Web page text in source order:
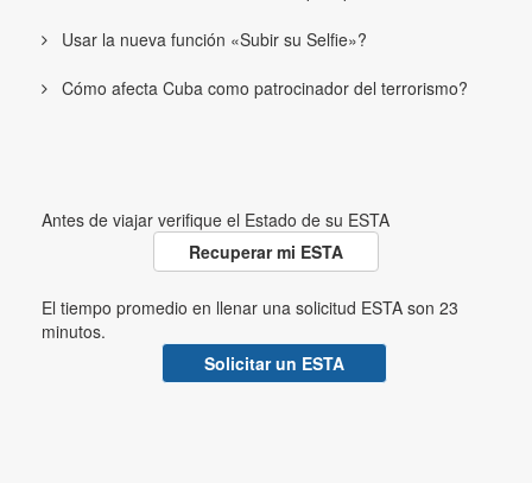
Usar la nueva función «Subir su Selfie»?
Cómo afecta Cuba como patrocinador del terrorismo?
Antes de viajar verifique el Estado de su ESTA
Recuperar mi ESTA
El tiempo promedio en llenar una solicitud ESTA son 23
minutos.
Solicitar un ESTA